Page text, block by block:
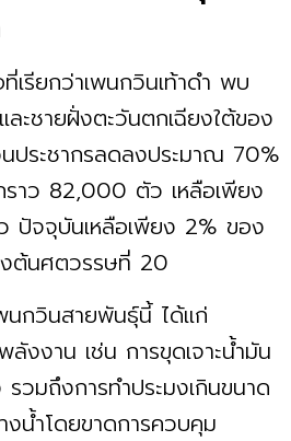
เรียกว่าเพนกวินเท้าดำ พบ
ละชายฝั่งตะวันตกเฉียงใต้ของ
ประชากรลดลงประมาณ 70%
าว 82,000 ตัว เหลือเพียง
จจุบันเหลือเพียง 2% ของ
งต้นศตวรรษที่ 20
กวินสายพันธุ์นี้ ได้แก่
งงาน เช่น การขุดเจาะน้ำมัน
รวมถึงการทำประมงเกินขนาด
งน้ำโดยขาดการควบคุม